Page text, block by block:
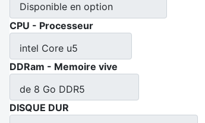
Disponible en option
CPU - Processeur
intel Core u5
DDRam - Memoire vive
de 8 Go DDR5
DISQUE DUR